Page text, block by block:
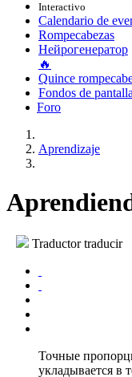
Interactivo
Calendario de
Rompecabezas
Нейрогенератор
🔥
Quince
Fondos de pantalla
Foro
Aprendizaje
Traductor traducir
Точные
укладывается в